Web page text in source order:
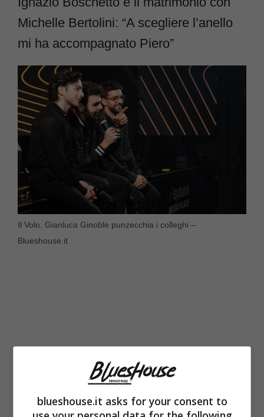
Michelle Bertolini: “A scegliere l’anello
mi ha accompagnato Piero”
Il Volo. Gianluca Ginoble punzecchia i colleghi –
Blueshouse.it
blueshouse.it asks for your consent to